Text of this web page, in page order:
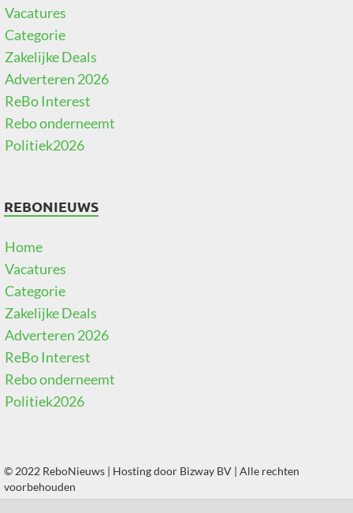
Vacatures
Categorie
Zakelijke Deals
Adverteren 2026
ReBo Interest
Rebo onderneemt
Politiek2026
REBONIEUWS
Home
Vacatures
Categorie
Zakelijke Deals
Adverteren 2026
ReBo Interest
Rebo onderneemt
Politiek2026
© 2022 ReboNieuws | Hosting door Bizway BV | Alle rechten
voorbehouden